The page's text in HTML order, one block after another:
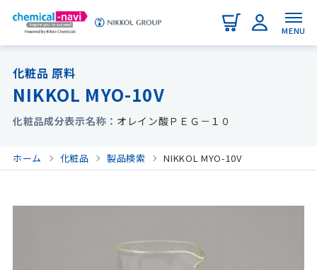
MENU
化粧品 原料
NIKKOL MYO-10V
化粧品成分表示名称 オレイン酸ＰＥＧ－１０
ホーム 化粧品 製品検索 NIKKOL MYO-10V